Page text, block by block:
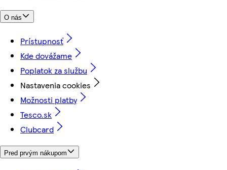
O nás
Prístupnosť
Kde dovážame
Poplatok za službu
Nastavenia cookies
Možnosti platby
Tesco.sk
Clubcard
Pred prvým nákupom